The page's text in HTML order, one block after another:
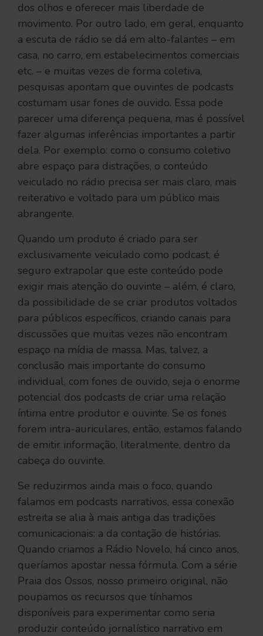
dos olhos e oferecer mais liberdade de
movimento. Por outro lado, em geral, enquanto
a escuta de rádio se dá em alto-falantes – em
casa, no carro, em estabelecimentos comerciais
etc. – e muitas vezes de forma coletiva,
pesquisas apontam que ouvintes de podcasts
costumam usar fones de ouvido. Essa pode
parecer uma diferença pequena, mas é possível
fazer algumas inferências importantes a partir
dela. Por exemplo: como o consumo coletivo
abre espaço para distrações, o conteúdo
veiculado no rádio precisa ser mais claro, mais
reiterativo e voltado para um público mais
abrangente.
Quando um produto é criado para ser
exclusivamente veiculado como podcast, é
seguro extrapolar que este conteúdo pode
exigir mais atenção do ouvinte – além, é claro,
da possibilidade de se criar produtos voltados
para públicos específicos, criando canais para
discussões que muitas vezes não encontram
espaço na mídia de massa. Mas, talvez, a
conclusão mais importante do consumo
individual, com fones de ouvido, seja o enorme
potencial dos podcasts de criar uma relação
íntima entre produtor e ouvinte. Se os fones
forem intra-auriculares, então, estamos falando
de emitir informação, literalmente, dentro da
cabeça do ouvinte.
Se reduzirmos ainda mais o foco, quando
falamos em podcasts narrativos, essa conexão
estreita se alia à mais antiga das tradições
comunicacionais: a da contação de histórias.
Quando criamos a Rádio Novelo, há cinco anos,
queríamos apostar nessa fórmula. Com a série
Praia dos Ossos, nosso primeiro original, não
poupamos os recursos que tínhamos
disponíveis para experimentar como seria
produzir conteúdo jornalístico narrativo em